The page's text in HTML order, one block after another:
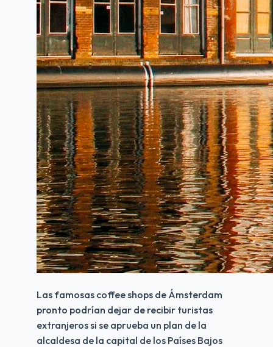
Las famosas coffee shops de Ámsterdam
pronto podrían dejar de recibir turistas
extranjeros si se aprueba un plan de la
alcaldesa de la capital de los Países Bajos